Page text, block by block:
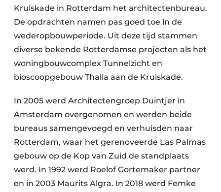
Kruiskade in Rotterdam het architectenbureau.
De opdrachten namen pas goed toe in de
wederopbouwperiode. Uit deze tijd stammen
diverse bekende Rotterdamse projecten als het
woningbouwcomplex Tunnelzicht en
bioscoopgebouw Thalia aan de Kruiskade.
In 2005 werd Architectengroep Duintjer in
Amsterdam overgenomen en werden beide
bureaus samengevoegd en verhuisden naar
Rotterdam, waar het gerenoveerde Las Palmas
gebouw op de Kop van Zuid de standplaats
werd. In 1992 werd Roelof Gortemaker partner
en in 2003 Maurits Algra. In 2018 werd Femke